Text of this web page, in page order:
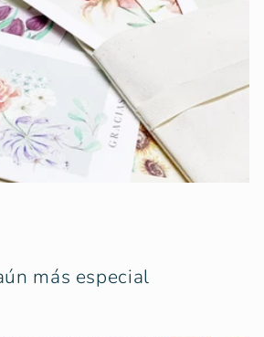
más especial